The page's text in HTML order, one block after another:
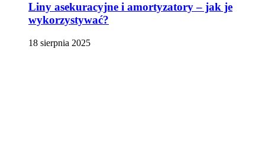
Liny asekuracyjne i amortyzatory – jak je
wykorzystywać?
18 sierpnia 2025